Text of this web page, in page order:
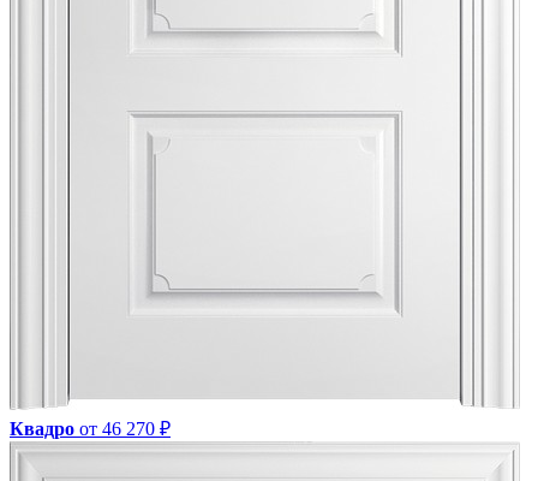
Квадро от 46 270 ₽